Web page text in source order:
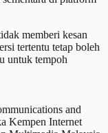
memberi kesan
tertentu tetap boleh
untuk tempoh
and
Kempen Internet